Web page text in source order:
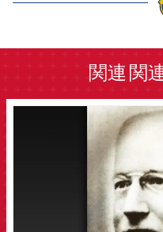
順位表関連 関